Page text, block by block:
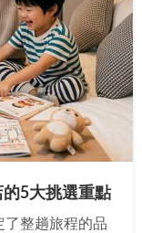
5大挑選重點
整趟旅程的品